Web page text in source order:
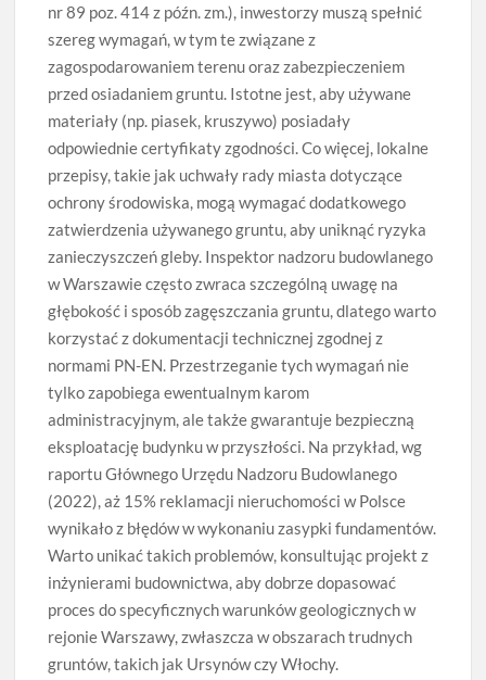
nr 89 poz. 414 z późn. zm.), inwestorzy muszą spełnić
szereg wymagań, w tym te związane z
zagospodarowaniem terenu oraz zabezpieczeniem
przed osiadaniem gruntu. Istotne jest, aby używane
materiały (np. piasek, kruszywo) posiadały
odpowiednie certyfikaty zgodności. Co więcej, lokalne
przepisy, takie jak uchwały rady miasta dotyczące
ochrony środowiska, mogą wymagać dodatkowego
zatwierdzenia używanego gruntu, aby uniknąć ryzyka
zanieczyszczeń gleby. Inspektor nadzoru budowlanego
w Warszawie często zwraca szczególną uwagę na
głębokość i sposób zagęszczania gruntu, dlatego warto
korzystać z dokumentacji technicznej zgodnej z
normami PN-EN. Przestrzeganie tych wymagań nie
tylko zapobiega ewentualnym karom
administracyjnym, ale także gwarantuje bezpieczną
eksploatację budynku w przyszłości. Na przykład, wg
raportu Głównego Urzędu Nadzoru Budowlanego
(2022), aż 15% reklamacji nieruchomości w Polsce
wynikało z błędów w wykonaniu zasypki fundamentów.
Warto unikać takich problemów, konsultując projekt z
inżynierami budownictwa, aby dobrze dopasować
proces do specyficznych warunków geologicznych w
rejonie Warszawy, zwłaszcza w obszarach trudnych
gruntów, takich jak Ursynów czy Włochy.